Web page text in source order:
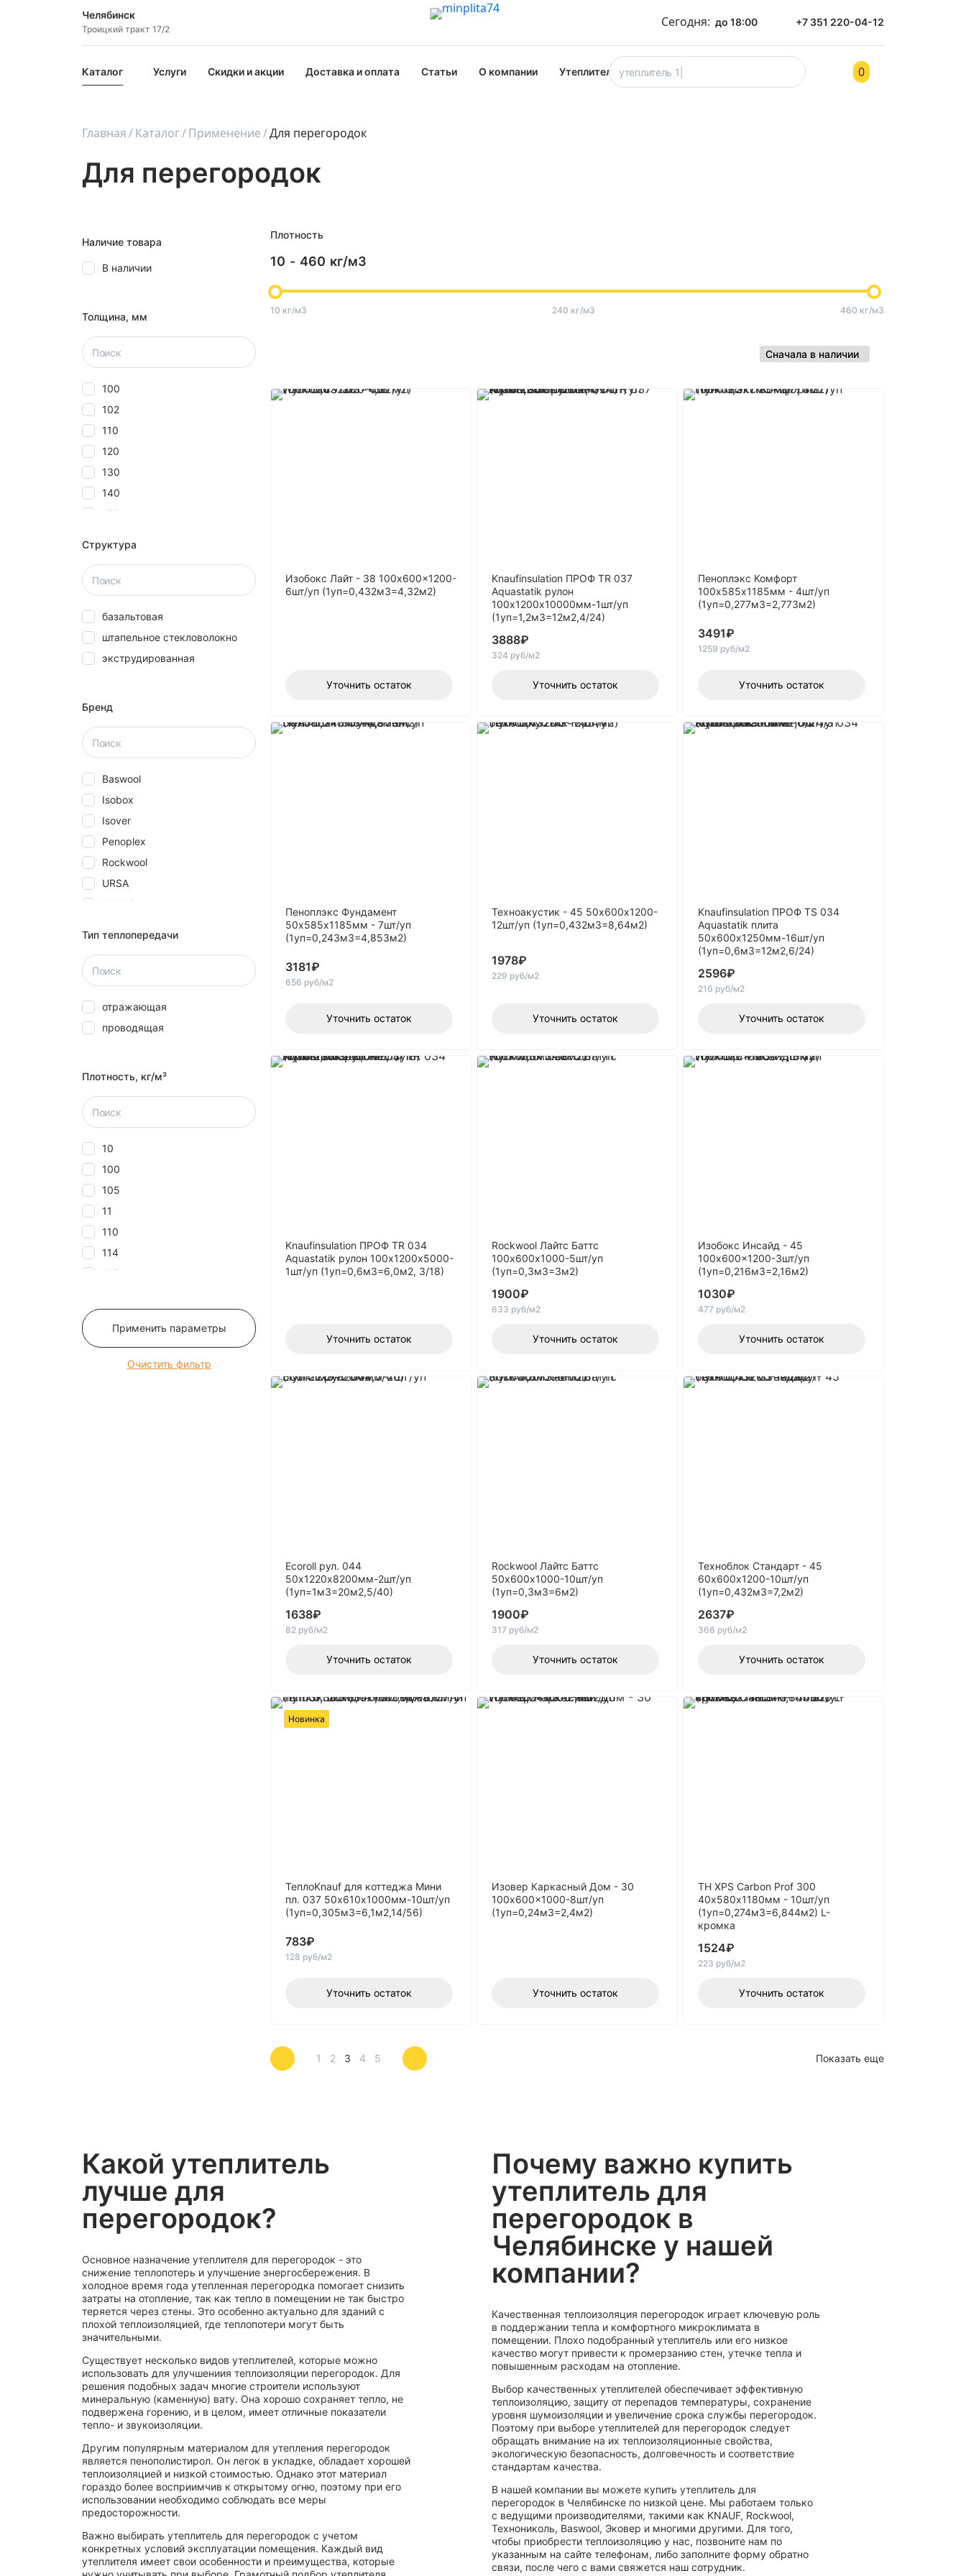
Челябинск
Троицкий тракт 17/2 Сегодня: до 18:00 +7 351 220-04-12
Каталог Услуги Скидки и акции Доставка и оплата Статьи О компании Утеплители оптом Контакты 0
Главная Каталог Применение Для перегородок
Для перегородок
Наличие товара
В наличии
Толщина, мм
100
102
110
120
130
140
150
20
2000
25
27
28
50
60
70
80
Структура
базальтовая
штапельное стекловолокно
экструдированная
Бренд
Baswool
Isobox
Isover
Penoplex
Rockwool
URSA
КНАУФ
Тип теплопередачи
отражающая
проводящая
Плотность, кг/м³
10
100
105
11
110
114
115
125
Применить параметры
Очистить фильтр
Плотность
10 - 460 кг/м3
10 кг/м3 240 кг/м3 460 кг/м3
Изобокс Лайт - 38 100x600x1200-
6шт/уп (1уп=0,432м3=4,32м2)
Уточнить остаток
Knaufinsulation ПРОФ TR 037
Aquastatik рулон
100х1200х10000мм-1шт/уп
(1уп=1,2м3=12м2,4/24)
3888₽
324 руб/м2
Уточнить остаток
Пеноплэкс Комфорт
100х585х1185мм - 4шт/уп
(1уп=0,277м3=2,773м2)
3491₽
1259 руб/м2
Уточнить остаток
Пеноплэкс Фундамент
50х585х1185мм - 7шт/уп
(1уп=0,243м3=4,853м2)
3181₽
656 руб/м2
Уточнить остаток
Техноакустик - 45 50х600х1200-
12шт/уп (1уп=0,432м3=8,64м2)
1978₽
229 руб/м2
Уточнить остаток
Knaufinsulation ПРОФ TS 034
Aquastatik плита
50х600х1250мм-16шт/уп
(1уп=0,6м3=12м2,6/24)
2596₽
216 руб/м2
Уточнить остаток
Knaufinsulation ПРОФ TR 034
Aquastatik рулон 100х1200х5000-
1шт/уп (1уп=0,6м3=6,0м2, 3/18)
Уточнить остаток
Rockwool Лайтс Баттс
100х600х1000-5шт/уп
(1уп=0,3м3=3м2)
1900₽
633 руб/м2
Уточнить остаток
Изобокс Инсайд - 45
100x600x1200-3шт/уп
(1уп=0,216м3=2,16м2)
1030₽
477 руб/м2
Уточнить остаток
Ecoroll рул. 044
50х1220х8200мм-2шт/уп
(1уп=1м3=20м2,5/40)
1638₽
82 руб/м2
Уточнить остаток
Rockwool Лайтс Баттс
50х600х1000-10шт/уп
(1уп=0,3м3=6м2)
1900₽
317 руб/м2
Уточнить остаток
Техноблок Стандарт - 45
60х600х1200-10шт/уп
(1уп=0,432м3=7,2м2)
2637₽
366 руб/м2
Уточнить остаток
Новинка
ТеплоKnauf для коттеджа Мини
пл. 037 50х610х1000мм-10шт/уп
(1уп=0,305м3=6,1м2,14/56)
783₽
128 руб/м2
Уточнить остаток
Изовер Каркасный Дом - 30
100x600x1000-8шт/уп
(1уп=0,24м3=2,4м2)
Уточнить остаток
ТН XPS Carbon Prof 300
40х580х1180мм - 10шт/уп
(1уп=0,274м3=6,844м2) L-
кромка
1524₽
223 руб/м2
Уточнить остаток
1 2 3 4 5 Показать еще
Какой утеплитель
лучше для
перегородок?
Основное назначение утеплителя для перегородок - это
снижение теплопотерь и улучшение энергосбережения. В
холодное время года утепленная перегородка помогает снизить
затраты на отопление, так как тепло в помещении не так быстро
теряется через стены. Это особенно актуально для зданий с
плохой теплоизоляцией, где теплопотери могут быть
значительными.
Существует несколько видов утеплителей, которые можно
использовать для улучшениия теплоизоляции перегородок. Для
решения подобных задач многие строители используют
минеральную (каменную) вату. Она хорошо сохраняет тепло, не
подвержена горению, и в целом, имеет отличные показатели
тепло- и звукоизоляции.
Другим популярным материалом для утепления перегородок
является пенополистирол. Он легок в укладке, обладает хорошей
теплоизоляцией и низкой стоимостью. Однако этот материал
гораздо более восприимчив к открытому огню, поэтому при его
использовании необходимо соблюдать все меры
предосторожности.
Важно выбирать утеплитель для перегородок с учетом
конкретных условий эксплуатации помещения. Каждый вид
утеплителя имеет свои особенности и преимущества, которые
Почему важно купить
утеплитель для
перегородок в
Челябинске у нашей
компании?
Качественная теплоизоляция перегородок играет ключевую роль
в поддержании тепла и комфортного микроклимата в
помещении. Плохо подобранный утеплитель или его низкое
качество могут привести к промерзанию стен, утечке тепла и
повышенным расходам на отопление.
Выбор качественных утеплителей обеспечивает эффективную
теплоизоляцию, защиту от перепадов температуры, сохранение
уровня шумоизоляции и увеличение срока службы перегородок.
Поэтому при выборе утеплителей для перегородок следует
обращать внимание на их теплоизоляционные свойства,
экологическую безопасность, долговечность и соответствие
стандартам качества.
В нашей компании вы можете купить утеплитель для
перегородок в Челябинске по низкой цене. Мы работаем только
с ведущими производителями, такими как KNAUF, Rockwool,
Технониколь, Baswool, Эковер и многими другими. Для того,
чтобы приобрести теплоизоляцию у нас, позвоните нам по
указанным на сайте телефонам, либо заполните форму обратно
связи, после чего с вами свяжется наш сотрудник.